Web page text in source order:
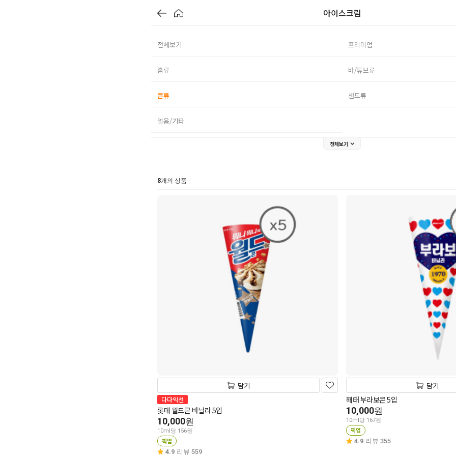
아이스크림
전체보기 프리미엄
홈류 바/튜브류
콘류 샌드류
얼음/기타
전체보기
8개의 상품
담기
다다익선
롯데 월드콘 바닐라 5입
10,000원
10ml당 156원
픽업
4.9 리뷰 559
담기
해태 부라보콘 5입
10,000원
10ml당 167원
픽업
4.9 리뷰 355